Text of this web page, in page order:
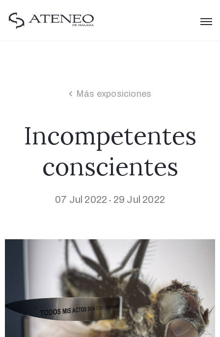
Más exposiciones
Incompetentes
conscientes
07 Jul 2022 - 29 Jul 2022